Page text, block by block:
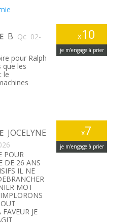
x10
je m’engage à prier
B Qc 02-
pour Ralph
que les
le
x7
je m’engage à prier
JOCELYNE
POUR
DE 26 ANS
IL NE
MOT
JE